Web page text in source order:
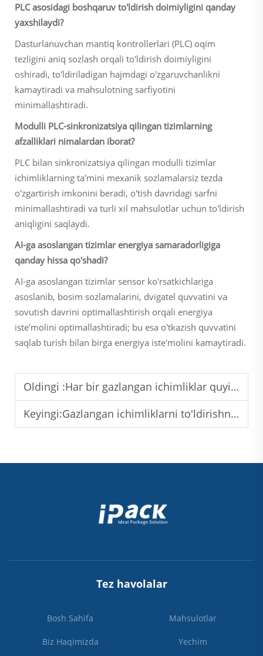
PLC asosidagi boshqaruv to'ldirish doimiyligini qanday
yaxshilaydi?
Dasturlanuvchan mantiq kontrollerlari (PLC) oqim
tezligini aniq sozlash orqali to'ldirish doimiyligini
oshiradi, to'ldiriladigan hajmdagi o'zgaruvchanlikni
kamaytiradi va mahsulotning sarfiyotini
minimallashtiradi.
Modulli PLC-sinkronizatsiya qilingan tizimlarning
afzalliklari nimalardan iborat?
PLC bilan sinkronizatsiya qilingan modulli tizimlar
ichimliklarning ta'mini mexanik sozlamalarsiz tezda
o'zgartirish imkonini beradi, o'tish davridagi sarfni
minimallashtiradi va turli xil mahsulotlar uchun to'ldirish
aniqligini saqlaydi.
AI-ga asoslangan tizimlar energiya samaradorligiga
qanday hissa qo'shadi?
AI-ga asoslangan tizimlar sensor ko'rsatkichlariga
asoslanib, bosim sozlamalarini, dvigatel quvvatini va
sovutish davrini optimallashtirish orqali energiya
iste'molini optimallashtiradi; bu esa o'tkazish quvvatini
saqlab turish bilan birga energiya iste'molini kamaytiradi.
Oldingi :Har bir gazlangan ichimliklar quyish uskunasining qanoatlantirishi kerak bo'lgan xavfsizlik va gigiyena standartlari
Keyingi:Gazlangan ichimliklarni to'ldirishning kelajagi: Aqlli, tezroq va ishonchliroq uskunalar
Tez havolalar
Bosh Sahifa Mahsulotlar
Biz Haqimizda Yechim